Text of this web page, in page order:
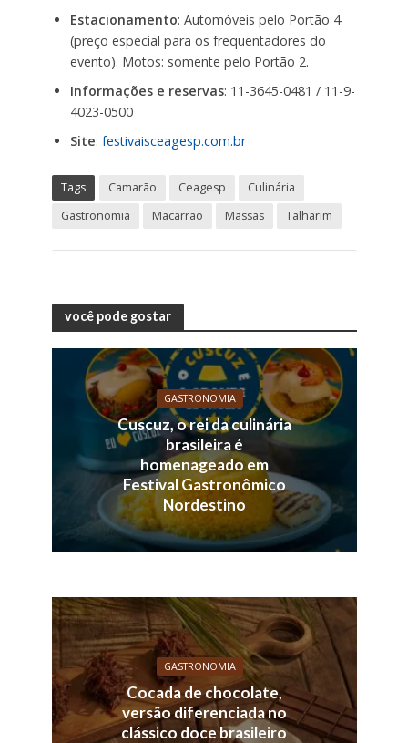
Estacionamento: Automóveis pelo Portão 4
(preço especial para os frequentadores do
evento). Motos: somente pelo Portão 2.
Informações e reservas: 11-3645-0481 / 11-9-
4023-0500
Site: festivaisceagesp.com.br
Tags Camarão Ceagesp
Culinária
Gastronomia
Macarrão Massas Talharim
você pode gostar
GASTRONOMIA
Cuscuz, o rei da culinária
brasileira é
homenageado em
Festival Gastronômico
Nordestino
GASTRONOMIA
Cocada de chocolate,
versão diferenciada no
clássico doce brasileiro